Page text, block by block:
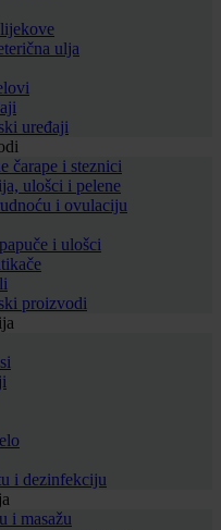
ulja
uređaji
čarape i steznici
ulošci i pelene
i ovulaciju
i ulošci
proizvodi
i dezinfekciju
i masažu